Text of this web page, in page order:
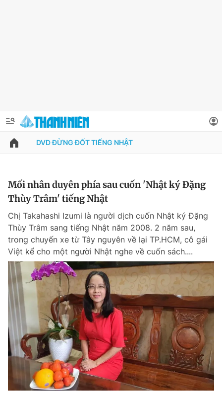
QUẢNG CÁO
Chuyên mục khác
Chào ngày mới Tin 24h
Tin thị trường Tin 360
Video Magazine
Sản phẩm khác
Tiện ích Bạn cần biết
Thông tin tài khoản
Đổi mật khẩu
Tin đã lưu
Tin đã xem
Đăng xuất
DVD ĐỪNG ĐỐT TIẾNG NHẬT
Mối nhân duyên phía sau cuốn 'Nhật ký Đặng
Thùy Trâm' tiếng Nhật
Chị Takahashi Izumi là người dịch cuốn Nhật ký Đặng
Thùy Trâm sang tiếng Nhật năm 2008. 2 năm sau,
trong chuyến xe từ Tây nguyên về lại TP.HCM, cô gái
Việt kể cho một người Nhật nghe về cuốn sách....